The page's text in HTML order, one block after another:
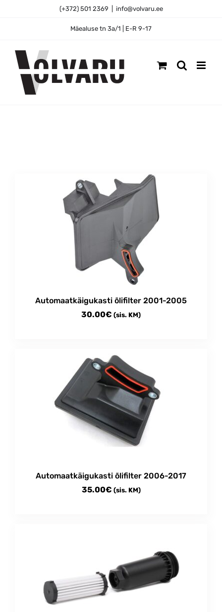
(+372) 501 2369 info@volvaru.ee
Mäealuse tn 3a/1 | E-R 9-17
Automaatkäigukasti õlifilter 2001-2005
30.00€ (sis. KM)
Automaatkäigukasti õlifilter 2006-2017
35.00€ (sis. KM)